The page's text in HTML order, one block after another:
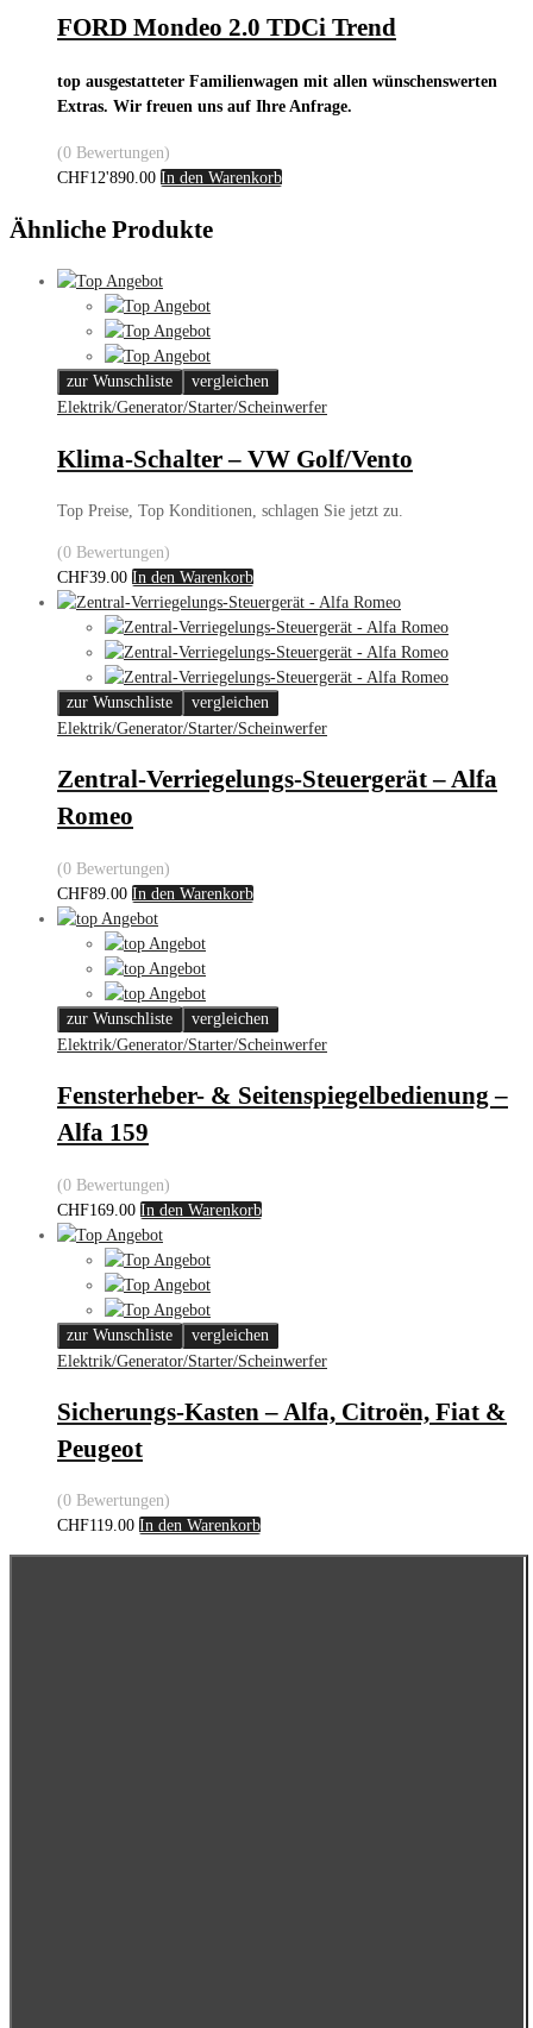
FORD Mondeo 2.0 TDCi Trend
top ausgestatteter Familienwagen mit allen wünschenswerten
Extras. Wir freuen uns auf Ihre Anfrage.
(0 Bewertungen)
CHF12'890.00 In den Warenkorb
Ähnliche Produkte
zur Wunschliste
vergleichen
Elektrik/Generator/Starter/Scheinwerfer
Klima-Schalter – VW Golf/Vento
Top Preise, Top Konditionen, schlagen Sie jetzt zu.
(0 Bewertungen)
CHF39.00 In den Warenkorb
zur Wunschliste
vergleichen
Elektrik/Generator/Starter/Scheinwerfer
Zentral-Verriegelungs-Steuergerät – Alfa
Romeo
(0 Bewertungen)
CHF89.00 In den Warenkorb
zur Wunschliste
vergleichen
Elektrik/Generator/Starter/Scheinwerfer
Fensterheber- & Seitenspiegelbedienung –
Alfa 159
(0 Bewertungen)
CHF169.00 In den Warenkorb
zur Wunschliste
vergleichen
Elektrik/Generator/Starter/Scheinwerfer
Sicherungs-Kasten – Alfa, Citroën, Fiat &
Peugeot
(0 Bewertungen)
CHF119.00 In den Warenkorb